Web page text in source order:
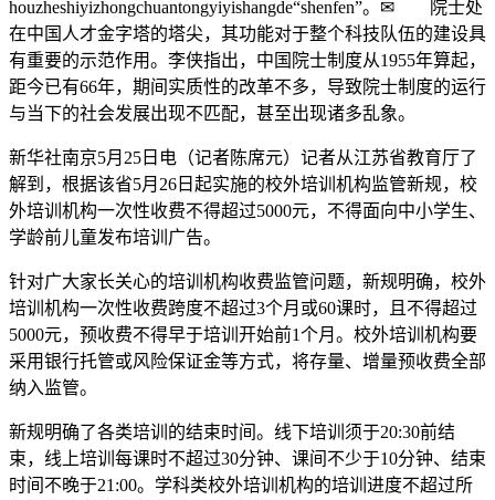
houzheshiyizhongchuantongyiyishangde“shenfen”。✉ 院士处
在中国人才金字塔的塔尖，其功能对于整个科技队伍的建设具
有重要的示范作用。李侠指出，中国院士制度从1955年算起，
距今已有66年，期间实质性的改革不多，导致院士制度的运行
与当下的社会发展出现不匹配，甚至出现诸多乱象。
新华社南京5月25日电（记者陈席元）记者从江苏省教育厅了
解到，根据该省5月26日起实施的校外培训机构监管新规，校
外培训机构一次性收费不得超过5000元，不得面向中小学生、
学龄前儿童发布培训广告。
针对广大家长关心的培训机构收费监管问题，新规明确，校外
培训机构一次性收费跨度不超过3个月或60课时，且不得超过
5000元，预收费不得早于培训开始前1个月。校外培训机构要
采用银行托管或风险保证金等方式，将存量、增量预收费全部
纳入监管。
新规明确了各类培训的结束时间。线下培训须于20:30前结
束，线上培训每课时不超过30分钟、课间不少于10分钟、结束
时间不晚于21:00。学科类校外培训机构的培训进度不超过所